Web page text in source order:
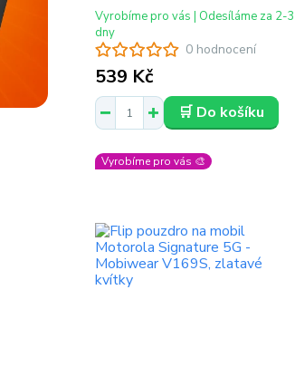
0 hodnocení
539 Kč
Vyrobíme pro vás | Odesíláme za 2-3
dny
🛒 Do košíku
Vyrobíme pro vás 🎨